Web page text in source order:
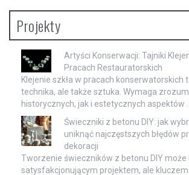
Projekty
Artyści Konserwacji: Tajniki
Pracach Restauratorskich
Klejenie szkła w pracach konserwatorskich
technika, ale także sztuka. Wymaga
historycznych, jak i estetycznych aspektów
Świeczniki z betonu DIY: jak
uniknąć najczęstszych błędów
dekoracji
Tworzenie świeczników z betonu DIY może
satysfakcjonującym projektem, ale